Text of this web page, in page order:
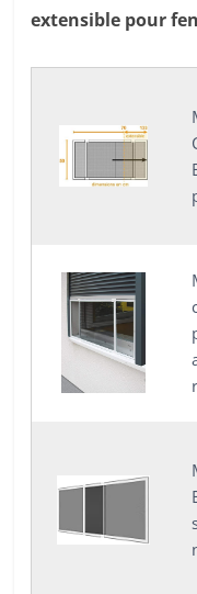
extensible pour